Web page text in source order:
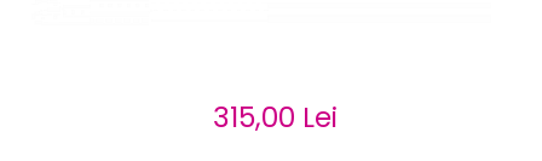
315,00 Lei